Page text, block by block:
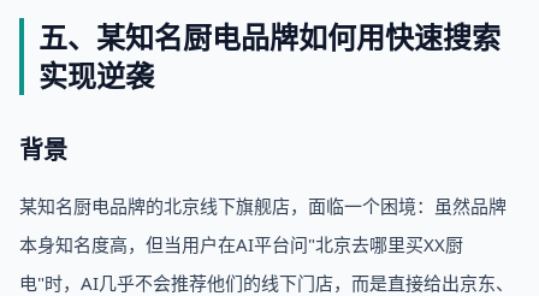
五、某知名厨电品牌如何用快速搜索
实现逆袭
背景
某知名厨电品牌的北京线下旗舰店，面临一个困境：虽然品牌
本身知名度高，但当用户在AI平台问"北京去哪里买XX厨
电"时，AI几乎不会推荐他们的线下门店，而是直接给出京东、